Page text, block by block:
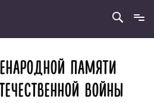
ПАМЯТИ
ВОЙНЫ